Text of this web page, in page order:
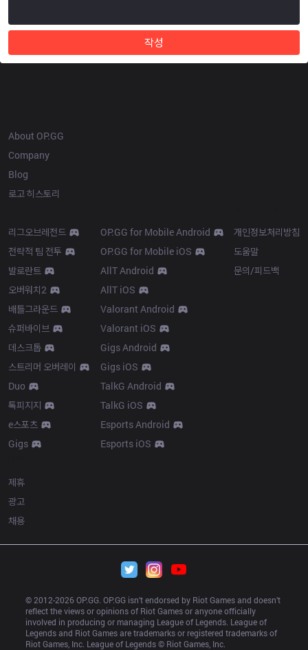
작성
About OP.GG
Company
Blog
로고 히스토리
리그오브레전드
전략적 팀 전투
발로란트
오버워치2
배틀그라운드
슈퍼바이브
데스크톱
스트리머 오버레이
Duo
톡피지지
e스포츠
Gigs
OP.GG for Mobile Android
OP.GG for Mobile iOS
AllT Android
AllT iOS
Valorant Android
Valorant iOS
Gigs Android
Gigs iOS
TalkG Android
TalkG iOS
Esports Android
Esports iOS
개인정보처리방침
도움말
문의/피드백
제휴
광고
채용
© 2012-2026 OP.GG. OP.GG isn’t endorsed by Riot Games and doesn’t
reflect the views or opinions of Riot Games or anyone officially
involved in producing or managing League of Legends. League of
Legends and Riot Games are trademarks or registered trademarks of
Riot Games, Inc. League of Legends © Riot Games, Inc.